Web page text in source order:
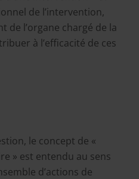
de l’intervention,
l’organe chargé de la
à l’efficacité de ces
le concept de «
» est entendu au sens
d’actions de